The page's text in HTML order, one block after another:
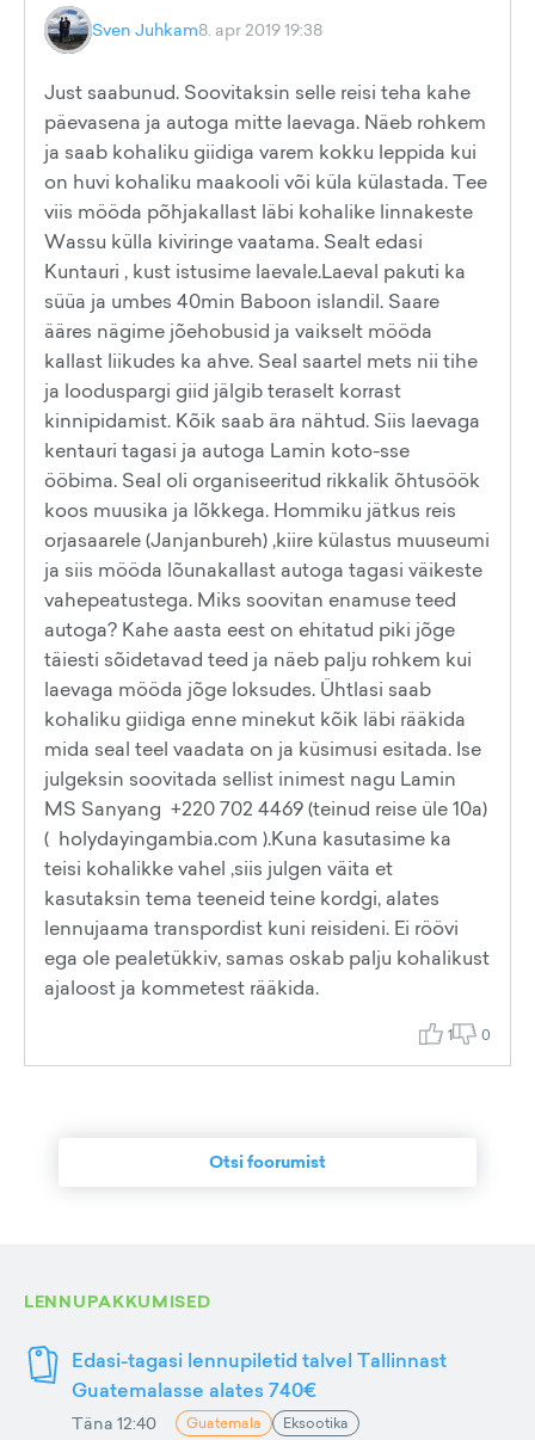
Sven Juhkam8. apr 2019 19:38
Just saabunud. Soovitaksin selle reisi teha kahe
päevasena ja autoga mitte laevaga. Näeb rohkem
ja saab kohaliku giidiga varem kokku leppida kui
on huvi kohaliku maakooli või küla külastada. Tee
viis mööda põhjakallast läbi kohalike linnakeste
Wassu külla kiviringe vaatama. Sealt edasi
Kuntauri , kust istusime laevale.Laeval pakuti ka
süüa ja umbes 40min Baboon islandil. Saare
ääres nägime jõehobusid ja vaikselt mööda
kallast liikudes ka ahve. Seal saartel mets nii tihe
ja looduspargi giid jälgib teraselt korrast
kinnipidamist. Kõik saab ära nähtud. Siis laevaga
kentauri tagasi ja autoga Lamin koto-sse
ööbima. Seal oli organiseeritud rikkalik õhtusöök
koos muusika ja lõkkega. Hommiku jätkus reis
orjasaarele (Janjanbureh) ,kiire külastus muuseumi
ja siis mööda lõunakallast autoga tagasi väikeste
vahepeatustega. Miks soovitan enamuse teed
autoga? Kahe aasta eest on ehitatud piki jõge
täiesti sõidetavad teed ja näeb palju rohkem kui
laevaga mööda jõge loksudes. Ühtlasi saab
kohaliku giidiga enne minekut kõik läbi rääkida
mida seal teel vaadata on ja küsimusi esitada. Ise
julgeksin soovitada sellist inimest nagu Lamin
MS Sanyang +220 702 4469 (teinud reise üle 10a)
( holydayingambia.com ).Kuna kasutasime ka
teisi kohalikke vahel ,siis julgen väita et
kasutaksin tema teeneid teine kordgi, alates
lennujaama transpordist kuni reisideni. Ei röövi
ega ole pealetükkiv, samas oskab palju kohalikust
ajaloost ja kommetest rääkida.
1 0
Otsi foorumist
LENNUPAKKUMISED
Edasi-tagasi lennupiletid talvel Tallinnast
Guatemalasse alates 740€
Täna 12:40 Guatemala Eksootika